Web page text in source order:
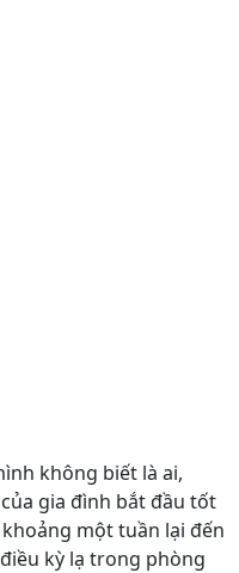
không biết là ai,
gia đình bắt đầu tốt
một tuần lại đến
kỳ lạ trong phòng